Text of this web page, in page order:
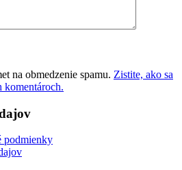
na obmedzenie spamu. Zistite, ako sa
komentároch.
podmienky